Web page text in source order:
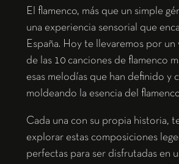
El flamenco, más que un simple
una experiencia sensorial que
España. Hoy te llevaremos por un
de las 10 canciones de flamenco
esas melodías que han definido y
moldeando la esencia del
Cada una con su propia historia,
explorar estas composiciones
perfectas para ser disfrutadas en